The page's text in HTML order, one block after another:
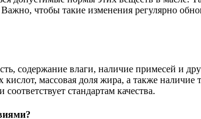
чтобы такие изменения регулярно
содержание влаги, наличие примесей и
массовая доля жира, а также наличие
стандартам качества.